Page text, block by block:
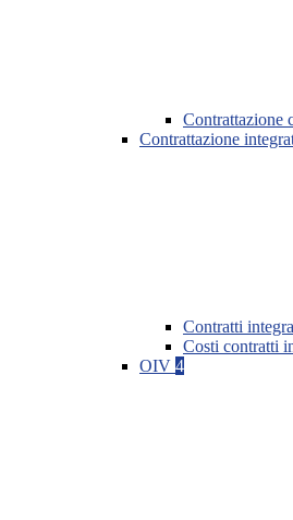
Contrattazione
Contrattazione
Contratti
Costi contratti
OIV 4